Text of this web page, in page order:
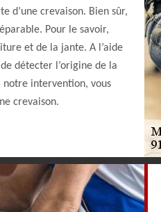
d’une crevaison. Bien sûr,
Pour le savoir,
et de la jante. A l’aide
détecter l’origine de la
intervention, vous
crevaison.